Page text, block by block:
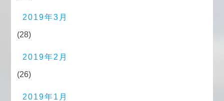
2019年3月
(28)
2019年2月
(26)
2019年1月